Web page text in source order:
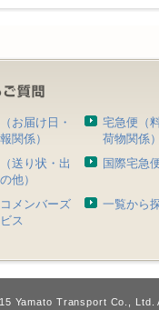
お届け日・
関係）
宅急便（
荷物関係）
送り状・出
他）
国際宅急
メンバーズ
ス
一覧から
Yamato Transport Co., Ltd.